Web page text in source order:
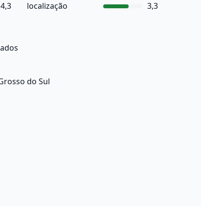
4,3 localização 3,3
do Sul